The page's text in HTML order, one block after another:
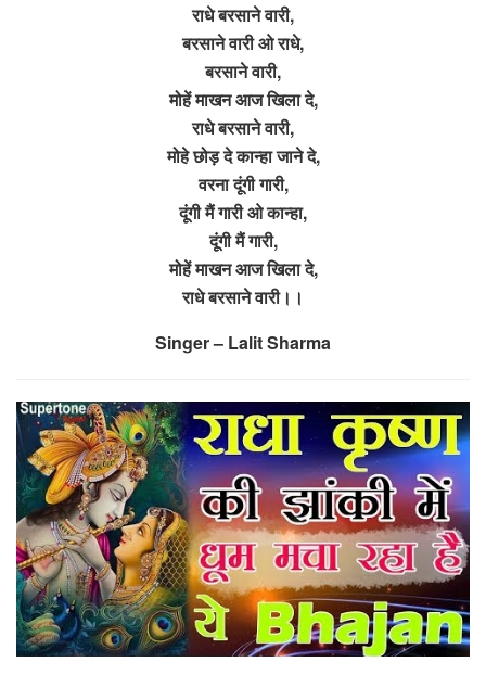
राधे बरसाने वारी,
बरसाने वारी ओ राधे,
बरसाने वारी,
मोहें माखन आज खिला दे,
राधे बरसाने वारी,
मोहे छोड़ दे कान्हा जाने दे,
वरना दूंगी गारी,
दूंगी मैं गारी ओ कान्हा,
दूंगी मैं गारी,
मोहें माखन आज खिला दे,
राधे बरसाने वारी।।
Singer – Lalit Sharma